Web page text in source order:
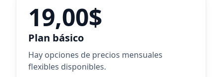
Plan básico
Hay opciones de precios mensuales
flexibles disponibles.
19,00$